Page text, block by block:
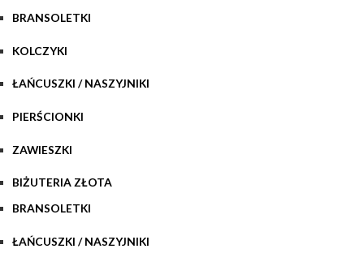
BRANSOLETKI
KOLCZYKI
ŁAŃCUSZKI / NASZYJNIKI
PIERŚCIONKI
ZAWIESZKI
BIŻUTERIA ZŁOTA
BRANSOLETKI
ŁAŃCUSZKI / NASZYJNIKI